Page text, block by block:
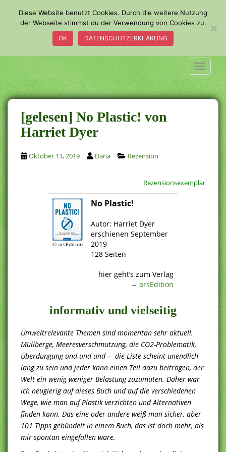
o
m
a
i
n
c
o
n
t
e
n
t
[gelesen] No Plastic! von
Harriet Dyer
Oktober 13, 2019 Dana Rezension
Rezensionsexemplar
© arsEdition
No Plastic!
Autor: Harriet Dyer
erschienen September
2019
128 Seiten
hier geht’s zum Verlag
→ arsEdition
informativ und vielseitig
Umweltrelevante Themen sind momentan sehr aktuell.
Müllberge, Meeresverschmutzung, die CO2-Problematik,
Überdüngung und und und – die Liste scheint unendlich
lang zu sein und jeder kann einen Teil dazu beitragen, der
Welt ein wenig weniger Belastung zuzumuten. Daher war
ich neugierig auf dieses Buch und auf die verschiedenen
Wege, wie man auf Plastik verzichten und Alternativen
finden kann. Das eine oder andere weiß man sicher, aber
101 Tipps gebündelt in einem Buch, das ist doch mehr, als
mir spontan eingefallen wäre.
Diese Website benutzt Cookies. Durch die weitere Nutzung
der Webseite stimmst du der Verwendung von Cookies zu.
OK DATENSCHUTZERKLÄRUNG